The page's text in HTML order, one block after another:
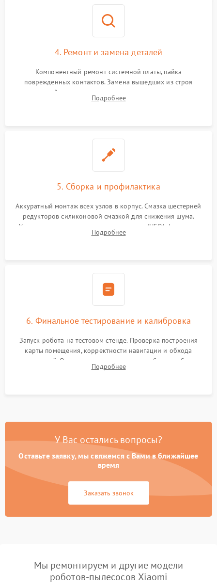
4. Ремонт и замена деталей
Компонентный ремонт системной платы, пайка
поврежденных контактов. Замена вышедших из строя
двигателей, изношенного аккумулятора, неисправного
лидара или помпы подачи воды. Восстановление шлейфов и
Подробнее
5. Сборка и профилактика
Аккуратный монтаж всех узлов в корпус. Смазка шестерней
редукторов силиконовой смазкой для снижения шума.
Установка новых расходных материалов (HEPA-фильтров,
микрофибры, щеток). Надежная фиксация разъемов и
Подробнее
6. Финальное тестирование и калибровка
Запуск робота на тестовом стенде. Проверка построения
карты помещения, корректности навигации и обхода
препятствий. Оценка силы всасывания и работы турбины.
Тестирование автоматического возврата на док-станцию и
Подробнее
У Вас остались вопросы?
Оставьте заявку, мы свяжемся с Вами в ближайшее
время
Заказать звонок
Мы ремонтируем и другие модели
роботов-пылесосов Xiaomi